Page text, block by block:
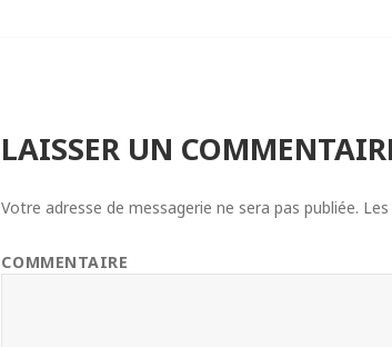
LAISSER UN
Votre adresse de messagerie ne sera pas publiée.
COMMENTAIRE